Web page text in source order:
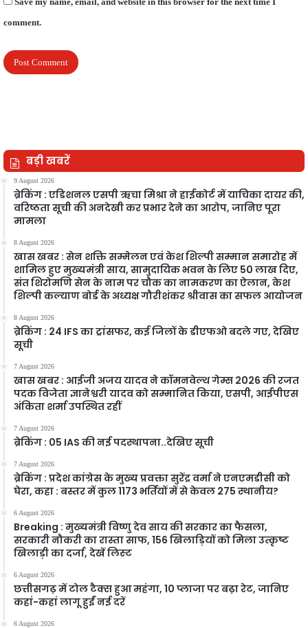
comment.
बड़ी खबरें
9 August 2026
ब्रेकिंग : एडिशनल एसपी ऋचा मिश्रा ने हाईकोर्ट में याचिका दायर की,
वरिष्ठता सूची की अनदेखी कर प्रभार देने का आरोप, जानिए पूरा
मामला
8 August 2026
खास खबर : सेन शक्ति सम्मेलन एवं केश शिल्पी सम्मान समारोह में
शामिल हुए मुख्यमंत्री साय, सामुदायिक भवन के लिए 50 लाख दिए,
संत शिरोमणि सेन के नाम पर चौक का नामकरण का ऐलान, केश
शिल्पी कल्याण बोर्ड के अध्यक्ष गौरीशंकर श्रीवास का सफल आयोजन
8 August 2026
ब्रेकिंग : 24 IFS का ट्रांसफर, कई जिलों के डीएफओ बदले गए, देखिए
सूची
7 August 2026
खास खबर : आईजी अजय यादव ने कॉमनवेल्थ गेम्स 2026 की रजत
पदक विजेता ज्ञानेश्वरी यादव को सम्मानित किया, एसपी, आईपीएस
अंकिता शर्मा उपस्थित रहीं
7 August 2026
ब्रेकिंग : 05 IAS की नई पदस्थापना..देखिए सूची
7 August 2026
ब्रेकिंग : प्रदेश कांग्रेस के मुख्य प्रवक्ता सुरेंद्र वर्मा ने एनएमडीसी को
घेरा, कहा : बस्तर में कुल 1173 भर्तियों में से केवल 275 स्थानीय?
6 August 2026
Breaking : मुख्यमंत्री विष्णु देव साय की सरकार का फैसला,
सरकारी नौकरी का रास्ता साफ, 156 खिलाड़ियों को मिला उत्कृष्ट
खिलाड़ी का दर्जा, देखें लिस्‍ट
6 August 2026
छत्तीसगढ़ में टोल टैक्स हुआ महंगा, 10 प्लाजा पर बढ़ा रेट, जानिए
कहां-कहां लागू हुईं नई दरें
6 August 2026